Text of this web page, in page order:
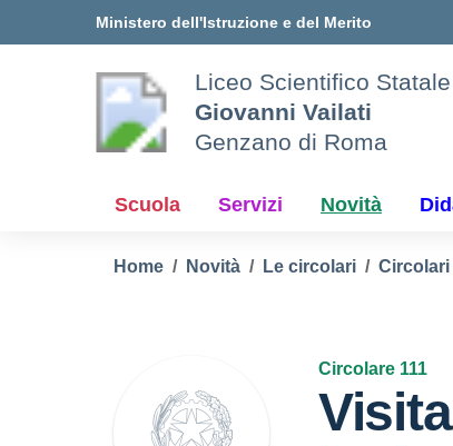
Ministero dell'Istruzione e del Merito
Liceo Scientifico Statale
Giovanni Vailati
Genzano di Roma
Scuola Servizi Novità
Home Novità Le circolari Circolari
Circolare 111